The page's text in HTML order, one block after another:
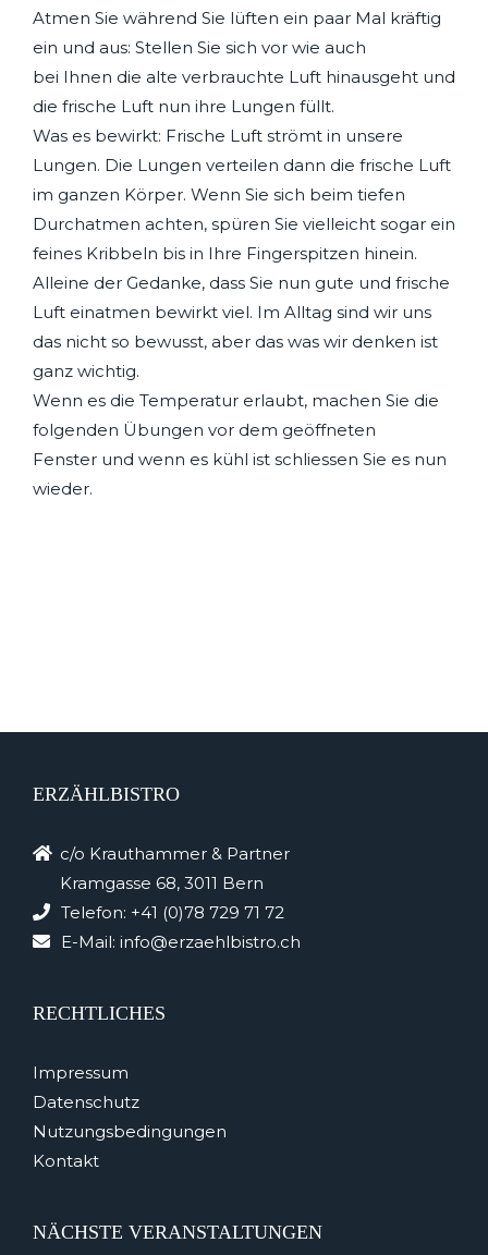
Atmen Sie während Sie lüften ein paar Mal kräftig
ein und aus: Stellen Sie sich vor wie auch
bei Ihnen die alte verbrauchte Luft hinausgeht und
die frische Luft nun ihre Lungen füllt.
Was es bewirkt: Frische Luft strömt in unsere
Lungen. Die Lungen verteilen dann die frische Luft
im ganzen Körper. Wenn Sie sich beim tiefen
Durchatmen achten, spüren Sie vielleicht sogar ein
feines Kribbeln bis in Ihre Fingerspitzen hinein.
Alleine der Gedanke, dass Sie nun gute und frische
Luft einatmen bewirkt viel. Im Alltag sind wir uns
das nicht so bewusst, aber das was wir denken ist
ganz wichtig.
Wenn es die Temperatur erlaubt, machen Sie die
folgenden Übungen vor dem geöffneten
Fenster und wenn es kühl ist schliessen Sie es nun
wieder.
ERZÄHLBISTRO
c/o Krauthammer & Partner
Kramgasse 68, 3011 Bern
Telefon: +41 (0)78 729 71 72
E-Mail:info@erzaehlbistro.ch
RECHTLICHES
Impressum
Datenschutz
Nutzungsbedingungen
Kontakt
NÄCHSTE VERANSTALTUNGEN